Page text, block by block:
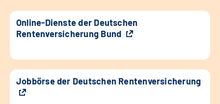
Online-Dienste der Deutschen
Rentenversicherung Bund
Jobbörse der Deutschen Rentenversicherung